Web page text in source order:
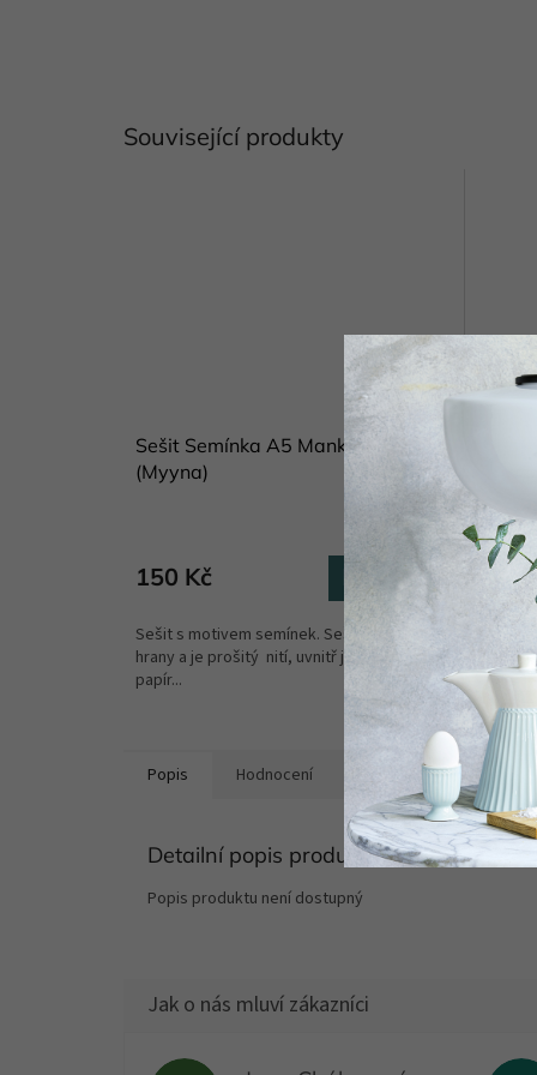
Související produkty
Sešit Semínka A5 Mankaipaper
(Myyna)
(1 ks)
150 Kč Do košíku
Sešit s motivem semínek. Sešit má oblé
hrany a je prošitý nití, uvnitř je recyklovaný
papír...
95
Popis Hodnocení
Detailní popis produktu
Popis produktu není dostupný